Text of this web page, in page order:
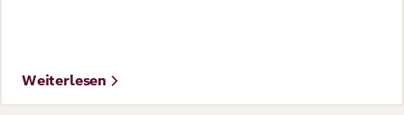
Weiterlesen